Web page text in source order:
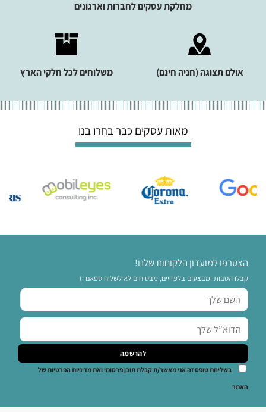
מחלקת עסקים לחברות וארגונים
אולם תצוגה (חניה חינם) משלוחים לכל חלקי הארץ
מאות עסקים כבר בחרו בנו
הצטרפו למועדון הלקוחות שלנו!
קבלו הטבות ומבצעים בלעדיים, מבטיחים לא לשלוח ספאם :)
בשליחת טופס זה אני מאשר/ת קבלת תוכן פרסומי ואת מדיניות הפרטיות של
האתר